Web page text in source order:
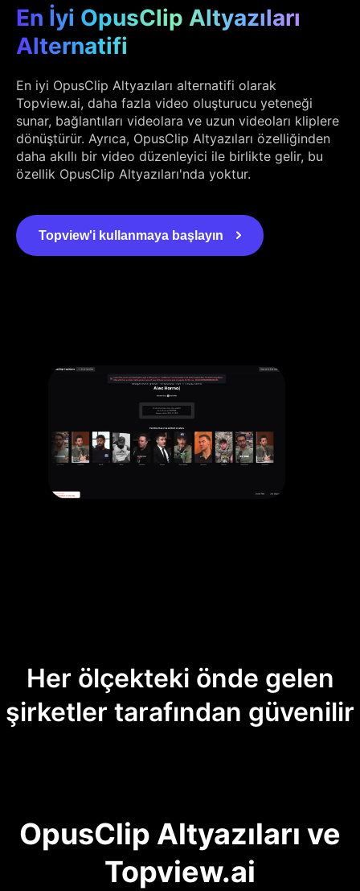
En İyi OpusClip Altyazıları
Alternatifi
En iyi OpusClip Altyazıları alternatifi olarak
Topview.ai, daha fazla video oluşturucu yeteneği
sunar, bağlantıları videolara ve uzun videoları kliplere
dönüştürür. Ayrıca, OpusClip Altyazıları özelliğinden
daha akıllı bir video düzenleyici ile birlikte gelir, bu
özellik OpusClip Altyazıları'nda yoktur.
Topview'i kullanmaya başlayın
Her ölçekteki önde gelen
şirketler tarafından güvenilir
OpusClip Altyazıları ve
Topview.ai